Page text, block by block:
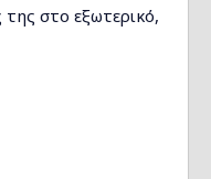
στο εξωτερικό,